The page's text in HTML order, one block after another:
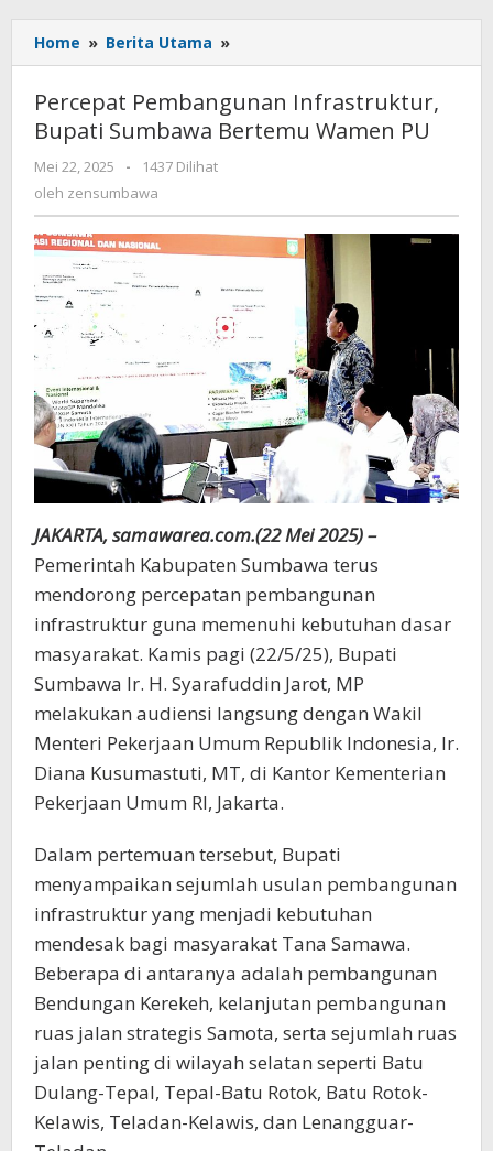
Home » Berita Utama »
Pembangunan
Infrastruktur,
Bupati
Sumbawa
Percepat Pembangunan Infrastruktur,
Bupati Sumbawa Bertemu Wamen PU
Mei 22, 2025
oleh
zensumbawa
-
1437 Dilihat
oleh zensumbawa
JAKARTA, samawarea.com.(22 Mei 2025) –
Pemerintah Kabupaten Sumbawa terus
mendorong percepatan pembangunan
infrastruktur guna memenuhi kebutuhan dasar
masyarakat. Kamis pagi (22/5/25), Bupati
Sumbawa Ir. H. Syarafuddin Jarot, MP
melakukan audiensi langsung dengan Wakil
Menteri Pekerjaan Umum Republik Indonesia, Ir.
Diana Kusumastuti, MT, di Kantor Kementerian
Pekerjaan Umum RI, Jakarta.
Dalam pertemuan tersebut, Bupati
menyampaikan sejumlah usulan pembangunan
infrastruktur yang menjadi kebutuhan
mendesak bagi masyarakat Tana Samawa.
Beberapa di antaranya adalah pembangunan
Bendungan Kerekeh, kelanjutan pembangunan
ruas jalan strategis Samota, serta sejumlah ruas
jalan penting di wilayah selatan seperti Batu
Dulang-Tepal, Tepal-Batu Rotok, Batu Rotok-
Kelawis, Teladan-Kelawis, dan Lenangguar-